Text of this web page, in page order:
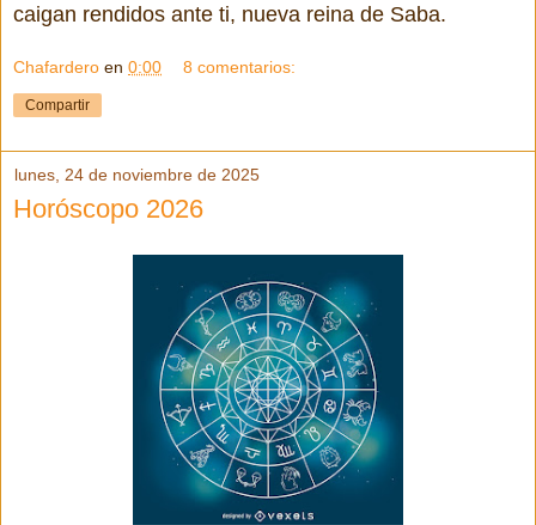
caigan rendidos ante ti, nueva reina de Saba.
Chafardero en 0:00 8 comentarios:
Compartir
lunes, 24 de noviembre de 2025
Horóscopo 2026